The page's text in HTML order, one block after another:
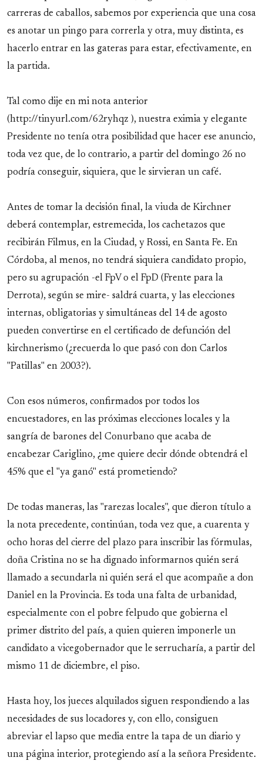
carreras de caballos, sabemos por experiencia que una cosa
es anotar un pingo para correrla y otra, muy distinta, es
hacerlo entrar en las gateras para estar, efectivamente, en
la partida.
Tal como dije en mi nota anterior
(http://tinyurl.com/62ryhqz ), nuestra eximia y elegante
Presidente no tenía otra posibilidad que hacer ese anuncio,
toda vez que, de lo contrario, a partir del domingo 26 no
podría conseguir, siquiera, que le sirvieran un café.
Antes de tomar la decisión final, la viuda de Kirchner
deberá contemplar, estremecida, los cachetazos que
recibirán Filmus, en la Ciudad, y Rossi, en Santa Fe. En
Córdoba, al menos, no tendrá siquiera candidato propio,
pero su agrupación -el FpV o el FpD (Frente para la
Derrota), según se mire- saldrá cuarta, y las elecciones
internas, obligatorias y simultáneas del 14 de agosto
pueden convertirse en el certificado de defunción del
kirchnerismo (¿recuerda lo que pasó con don Carlos
"Patillas" en 2003?).
Con esos números, confirmados por todos los
encuestadores, en las próximas elecciones locales y la
sangría de barones del Conurbano que acaba de
encabezar Cariglino, ¿me quiere decir dónde obtendrá el
45% que el "ya ganó" está prometiendo?
De todas maneras, las "rarezas locales", que dieron título a
la nota precedente, continúan, toda vez que, a cuarenta y
ocho horas del cierre del plazo para inscribir las fórmulas,
doña Cristina no se ha dignado informarnos quién será
llamado a secundarla ni quién será el que acompañe a don
Daniel en la Provincia. Es toda una falta de urbanidad,
especialmente con el pobre felpudo que gobierna el
primer distrito del país, a quien quieren imponerle un
candidato a vicegobernador que le serrucharía, a partir del
mismo 11 de diciembre, el piso.
Hasta hoy, los jueces alquilados siguen respondiendo a las
necesidades de sus locadores y, con ello, consiguen
abreviar el lapso que media entre la tapa de un diario y
una página interior, protegiendo así a la señora Presidente.